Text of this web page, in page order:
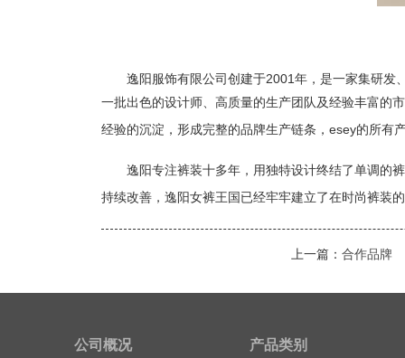
逸阳服饰有限公司创建于2001年，是一家集研发
一批出色的设计师、高质量的生产团队及经验丰富的
经验的沉淀，形成完整的品牌生产链条，esey的所有
逸阳专注裤装十多年，用独特设计终结了单调的
持续改善，逸阳女裤王国已经牢牢建立了在时尚裤装
上一篇： 合作品牌
公司概况 产品类别